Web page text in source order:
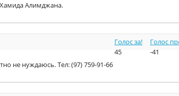
Алимджана.
Голос за!
45
Голос
-41
не нуждаюсь. Тел: (97) 759-91-66